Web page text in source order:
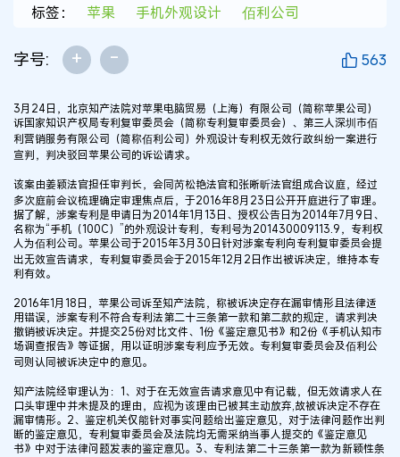
标签： 苹果 手机外观设计 佰利公司
字号: + - 563
3月24日，北京知产法院对苹果电脑贸易（上海）有限公司（简称苹果公司）
诉国家知识产权局专利复审委员会（简称专利复审委员会）、第三人深圳市佰
利营销服务有限公司（简称佰利公司）外观设计专利权无效行政纠纷一案进行
宣判，判决驳回苹果公司的诉讼请求。
该案由姜颖法官担任审判长，会同芮松艳法官和张晰昕法官组成合议庭，经过
多次庭前会议梳理确定审理焦点后，于2016年8月23日公开开庭进行了审理。
据了解，涉案专利是申请日为2014年1月13日、授权公告日为2014年7月9日、
名称为“手机（100C）”的外观设计专利，专利号为201430009113.9，专利权
人为佰利公司。苹果公司于2015年3月30日针对涉案专利向专利复审委员会提
出无效宣告请求，专利复审委员会于2015年12月2日作出被诉决定，维持本专
利有效。
2016年1月18日，苹果公司诉至知产法院，称被诉决定存在漏审情形且法律适
用错误，涉案专利不符合专利法第二十三条第一款和第二款的规定，请求判决
撤销被诉决定。并提交25份对比文件、1份《鉴定意见书》和2份《手机认知市
场调查报告》等证据，用以证明涉案专利应予无效。专利复审委员会及佰利公
司则认同被诉决定中的意见。
知产法院经审理认为：1、对于在无效宣告请求意见中有记载，但无效请求人在
口头审理中并未提及的理由，应视为该理由已被其主动放弃,故被诉决定不存在
漏审情形。2、鉴定机关仅能针对事实问题给出鉴定意见，对于法律问题作出判
断的鉴定意见，专利复审委员会及法院均无需采纳当事人提交的《鉴定意见
书》中对于法律问题发表的鉴定意见。3、专利法第二十三条第一款为新颖性条